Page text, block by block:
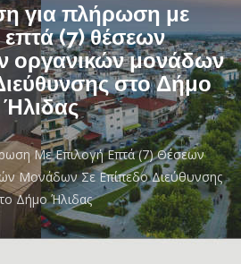
για πλήρωση με
επτά (7) θέσεων
οργανικών μονάδων
στο Δήμο
Ήλιδας
Με Επιλογή Επτά (7) Θέσεων
Μονάδων Σε Επίπεδο Διεύθυνσης
Δήμο Ήλιδας